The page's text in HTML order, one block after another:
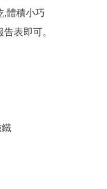
,體積小巧
表即可。
鐵